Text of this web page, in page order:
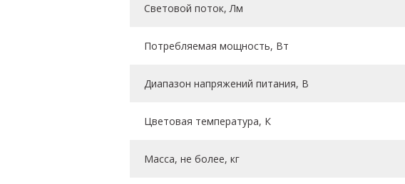
Световой поток, Лм
Потребляемая мощность, Вт
Диапазон напряжений питания, В
Цветовая температура, К
Масса, не более, кг